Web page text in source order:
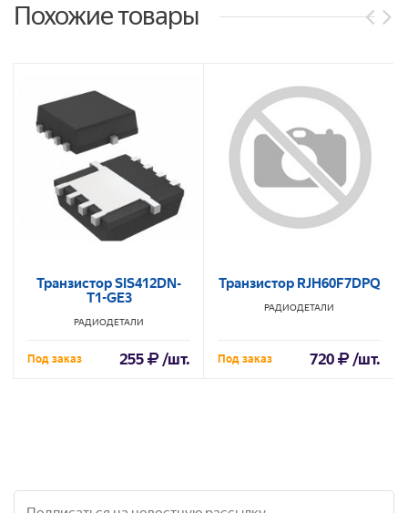
Похожие товары
Транзистор SIS412DN-
T1-GE3
РАДИОДЕТАЛИ
Под заказ 255 /шт.
Транзистор RJH60F7DPQ
РАДИОДЕТАЛИ
Под заказ 720 /шт.